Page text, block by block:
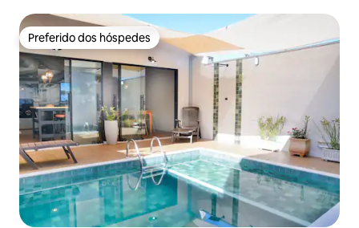
Preferido dos hóspedes
Preferido dos hóspedes